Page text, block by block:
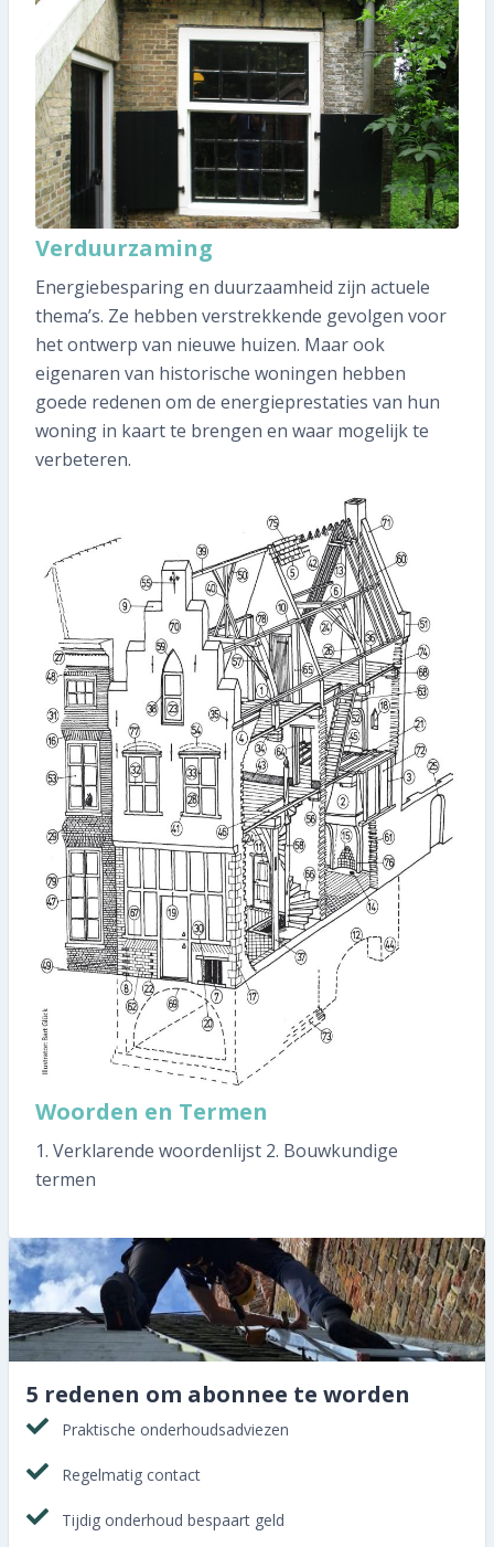
Verduurzaming
Energiebesparing en duurzaamheid zijn actuele
thema’s. Ze hebben verstrekkende gevolgen voor
het ontwerp van nieuwe huizen. Maar ook
eigenaren van historische woningen hebben
goede redenen om de energieprestaties van hun
woning in kaart te brengen en waar mogelijk te
verbeteren.
Woorden en Termen
1. Verklarende woordenlijst 2. Bouwkundige
termen
5 redenen om abonnee te worden
Praktische onderhoudsadviezen
Regelmatig contact
Tijdig onderhoud bespaart geld